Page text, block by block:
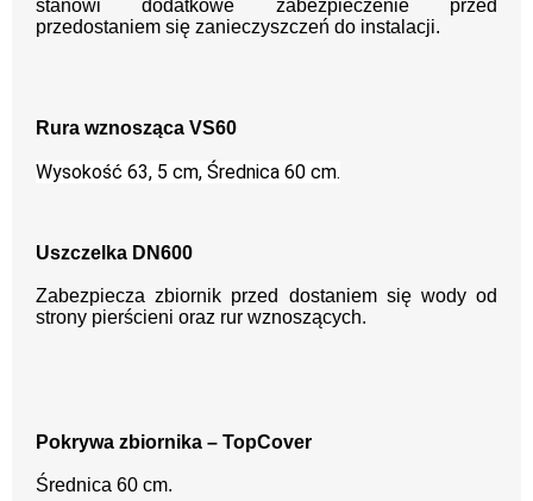
stanowi dodatkowe zabezpieczenie przed
przedostaniem się zanieczyszczeń do instalacji.
Rura wznosząca VS60
Wysokość 63, 5 cm, Średnica 60 cm.
Uszczelka DN600
Zabezpiecza zbiornik przed dostaniem się wody od
strony pierścieni oraz rur wznoszących.
Pokrywa zbiornika – TopCover
Średnica 60 cm.